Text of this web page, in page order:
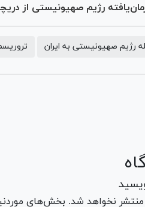
رژیم صهیونیستی از
رژیم صهیونیستی به ایران
نخواهد شد. بخش‌های